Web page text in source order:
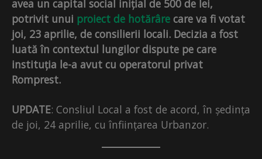
avea un capital social inițial de 500 de lei,
potrivit unui proiect de hotărâre care va fi votat
joi, 23 aprilie, de consilierii locali. Decizia a fost
luată în contextul lungilor dispute pe care
instituția le-a avut cu operatorul privat
Romprest.
UPDATE: Consliul Local a fost de acord, în ședința
de joi, 24 aprilie, cu înființarea Urbanzor.